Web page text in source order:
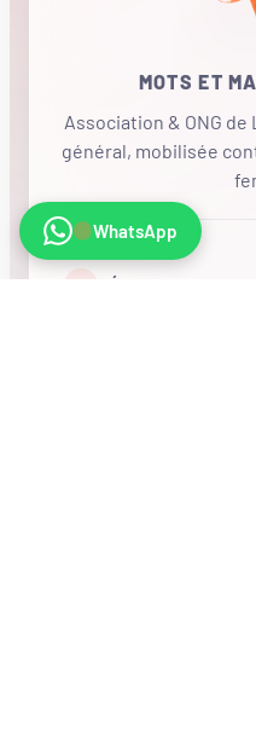
MOTS ET
Association & ONG
général, mobilisée
• RÉSEAU
WhatsApp